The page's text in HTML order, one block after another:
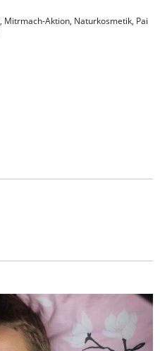
, Mitrmach-Aktion, Naturkosmetik, Pai